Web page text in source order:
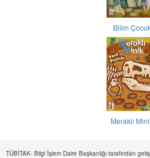
Bilim
Meraklı
TÜBİTAK- Bilgi İşlem Daire Başkanlığı tarafından